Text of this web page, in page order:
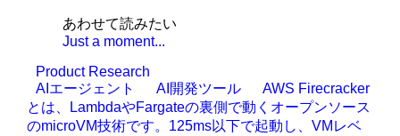
あわせて読みたい
Just a moment...
Product Research
AIエージェント
AI開発ツール
AWS Firecracker
とは、LambdaやFargateの裏側で動くオープンソース
のmicroVM技術です。125ms以下で起動し、VMレベ